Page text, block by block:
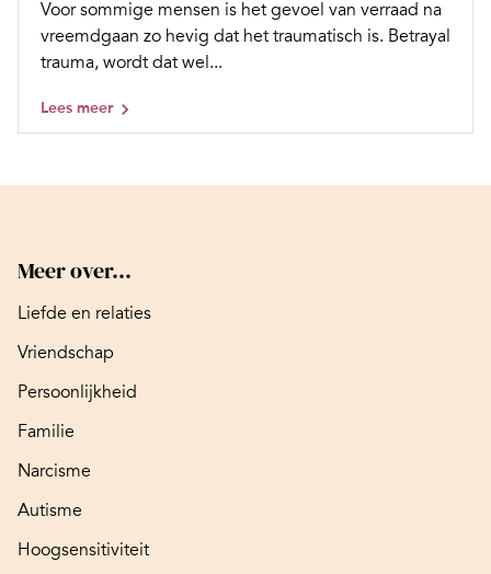
Voor sommige mensen is het gevoel van verraad na
vreemdgaan zo hevig dat het traumatisch is. Betrayal
trauma, wordt dat wel...
Lees meer
Meer over...
Liefde en relaties
Vriendschap
Persoonlijkheid
Familie
Narcisme
Autisme
Hoogsensitiviteit